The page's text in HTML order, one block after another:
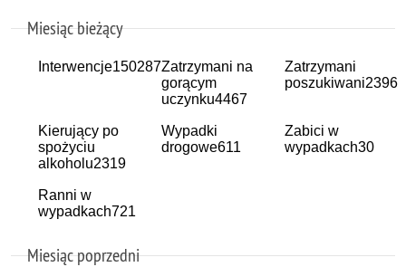
Miesiąc bieżący
Interwencje150287Zatrzymani na
gorącym
uczynku4467
Zatrzymani
poszukiwani2396
Kierujący po
spożyciu
alkoholu2319
Wypadki
drogowe611
Zabici w
wypadkach30
Ranni w
wypadkach721
Miesiąc poprzedni